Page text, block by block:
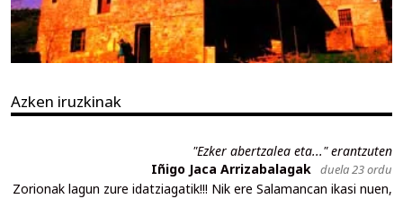
Azken iruzkinak
"Ezker abertzalea eta..." erantzuten
Iñigo Jaca Arrizabalagak duela 23 ordu
Zorionak lagun zure idatziagatik!!! Nik ere Salamancan ikasi nuen,